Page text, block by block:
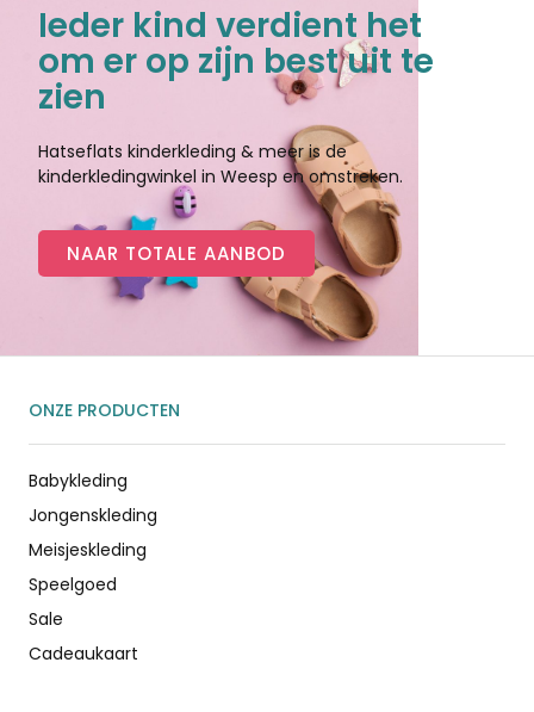
Ieder kind verdient het
om er op zijn best uit te
zien
Hatseflats kinderkleding & meer is de
kinderkledingwinkel in Weesp en omstreken.
NAAR TOTALE AANBOD
ONZE PRODUCTEN
Babykleding
Jongenskleding
Meisjeskleding
Speelgoed
Sale
Cadeaukaart